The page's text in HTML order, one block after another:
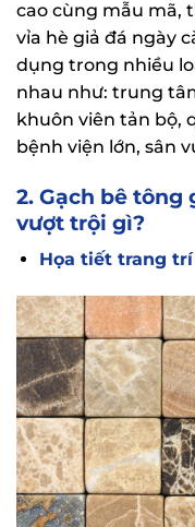
cao cùng mẫu mã,
vỉa hè giả đá ngày
dụng trong nhiều
nhau như: trung
khuôn viên tản bộ,
bệnh viện lớn, sân
2. Gạch bê tông
vượt trội gì?
Họa tiết trang